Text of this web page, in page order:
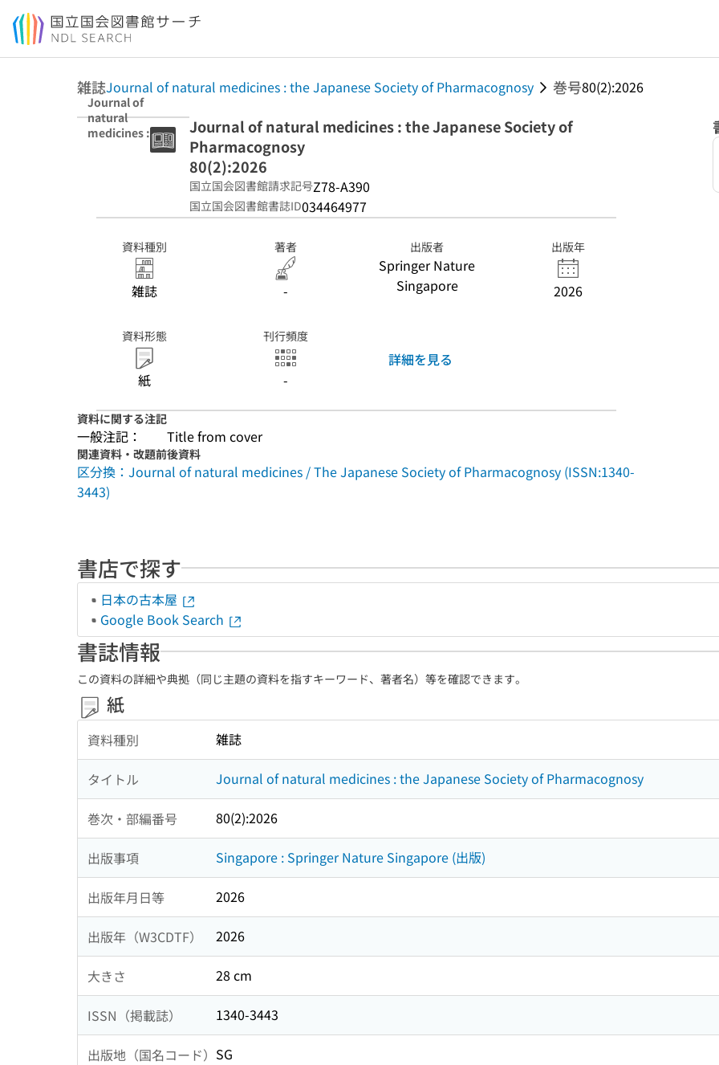
本文へ移動
雑誌Journal of natural medicines : the Japanese Society of Pharmacognosy 巻号80(2):2026
Journal of
natural
medicines : the
Journal of natural medicines : the Japanese Society of
Pharmacognosy
80(2):2026
国立国会図書館請求記号Z78-A390
国立国会図書館書誌ID034464977
資料種別
雑誌
著者
-
出版者
Springer Nature
Singapore
出版年
2026
資料形態
紙
刊行頻度
-
詳細を見る
資料に関する注記
一般注記： Title from cover
関連資料・改題前後資料
区分換：Journal of natural medicines / The Japanese Society of Pharmacognosy (ISSN:1340-
3443)
書店で探す
日本の古本屋
Google Book Search
書誌情報
この資料の詳細や典拠（同じ主題の資料を指すキーワード、著者名）等を確認できます。
紙
資料種別 雑誌
タイトル Journal of natural medicines : the Japanese Society of Pharmacognosy
巻次・部編番号 80(2):2026
出版事項 Singapore : Springer Nature Singapore (出版)
出版年月日等 2026
出版年（W3CDTF） 2026
大きさ 28 cm
ISSN（掲載誌） 1340-3443
出版地（国名コード） SG